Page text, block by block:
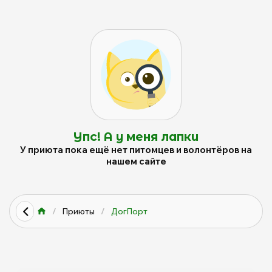
Упс! А у меня лапки
У приюта пока ещё нет питомцев и волонтёров на
нашем сайте
/ Приюты / ДогПорт